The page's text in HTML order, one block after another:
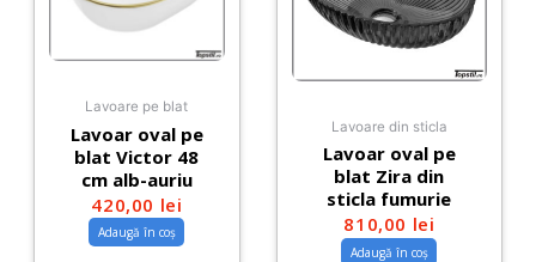
Lavoare pe blat
Lavoar oval pe
blat Victor 48
cm alb-auriu
420,00 lei
Adaugă în coș
Lavoare din sticla
Lavoar oval pe
blat Zira din
sticla fumurie
810,00 lei
Adaugă în coș